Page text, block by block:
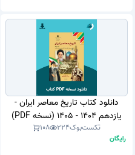
دانلود کتاب تاریخ معاصر ایران -
یازدهم 1404 - 1405 (نسخه PDF)
تکست‌بوک224
108
رایگان